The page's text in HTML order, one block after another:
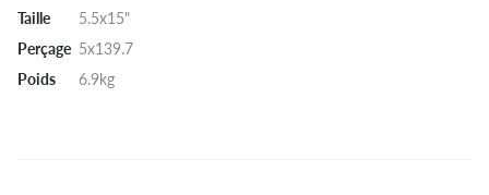
Taille
5.5x15"
Perçage 5x139.7
Poids
6.9kg